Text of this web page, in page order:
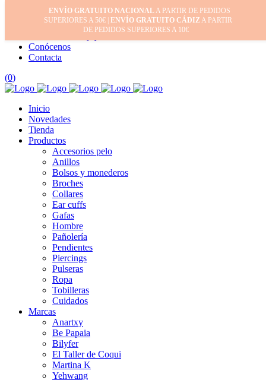
Inicio
Mi cuenta
Conócenos
Contacta
(0)
Inicio
Novedades
Tienda
Productos
Accesorios pelo
Anillos
Bolsos y monederos
Broches
Collares
Ear cuffs
Gafas
Hombre
Pañolería
Pendientes
Piercings
Pulseras
Ropa
Tobilleras
Cuidados
Marcas
Anartxy
Be Papaia
Bilyfer
El Taller de Coqui
Martina K
Yehwang
ENVÍO GRATUITO NACIONALA PARTIR DE PEDIDOS
SUPERIORES A 50€ | ENVÍO GRATUITO CÁDIZA PARTIR
DE PEDIDOS SUPERIORES A 10€